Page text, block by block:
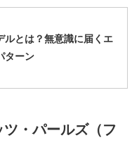
ルとは？無意識に届くエ
ターン
・パールズ（フ